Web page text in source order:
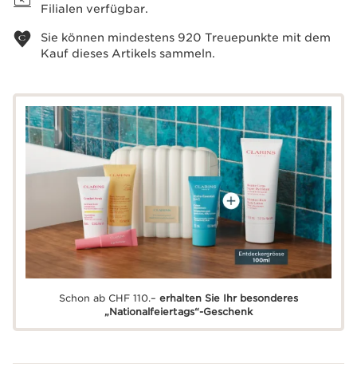
Filialen verfügbar.
Sie können mindestens 920 Treuepunkte mit dem
Kauf dieses Artikels sammeln.
Schon ab CHF 110.–erhalten Sie Ihr besonderes
„Nationalfeiertags“-Geschenk